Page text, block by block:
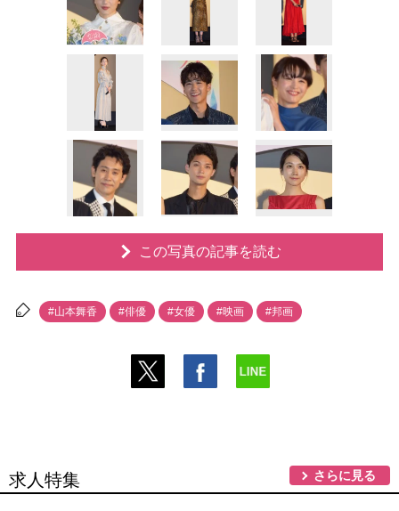
この写真の記事を読む
#山本舞香 #俳優 #女優 #映画 #邦画
求人特集 さらに見る